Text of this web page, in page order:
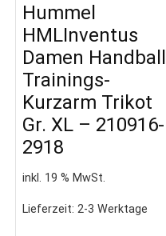
Hummel
HMLInventus
Damen Handball
Trainings-
Kurzarm Trikot
Gr. XL – 210916-
2918
inkl. 19 % MwSt.
Lieferzeit:2-3 Werktage